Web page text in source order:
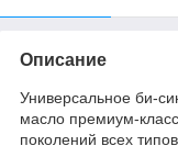
Описание
Универсальное би-
масло премиум-
поколений всех